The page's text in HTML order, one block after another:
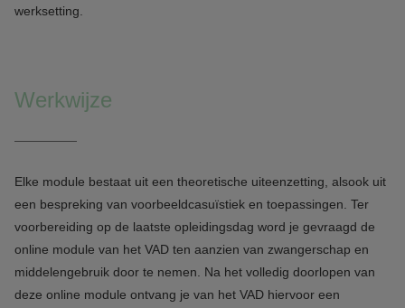
werksetting.
Werkwijze
Elke module bestaat uit een theoretische uiteenzetting, alsook uit
een bespreking van voorbeeldcasuïstiek en toepassingen. Ter
voorbereiding op de laatste opleidingsdag word je gevraagd de
online module van het VAD ten aanzien van zwangerschap en
middelengebruik door te nemen. Na het volledig doorlopen van
deze online module ontvang je van het VAD hiervoor een